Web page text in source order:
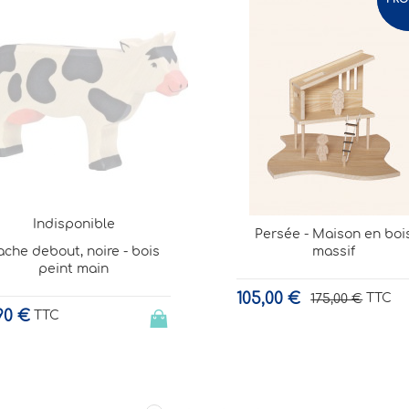
Persée - Maison en bois
massif
Faon